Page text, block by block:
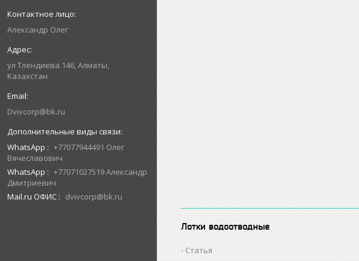
Александр Олег
ул Тлендиева 146, Алматы,
Казахстан
Dvivcorp@bk.ru
WhatsApp
+77077944491 Олег
Вячеславович
WhatsApp
+77071027519 Александр
Дмитриевич
Mail.ru ОФИС
dvivcorp@bk.ru
Лотки водоотводные
Статья